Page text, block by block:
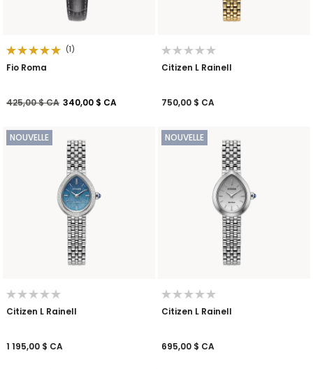
(1)
Fio Roma
Prix réduit de
425,00 $ CAà340,00 $ CA
Citizen L Rainell
750,00 $ CA
NOUVELLE
Citizen L Rainell
1 195,00 $ CA
NOUVELLE
Citizen L Rainell
695,00 $ CA